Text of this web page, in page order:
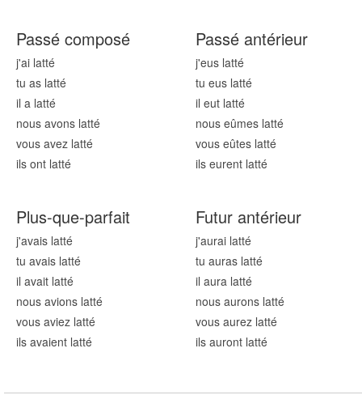
Passé composé
j'ai latté
tu as latté
il a latté
nous avons latté
vous avez latté
ils ont latté
Passé antérieur
j'eus latté
tu eus latté
il eut latté
nous eûmes latté
vous eûtes latté
ils eurent latté
Plus-que-parfait
j'avais latté
tu avais latté
il avait latté
nous avions latté
vous aviez latté
ils avaient latté
Futur antérieur
j'aurai latté
tu auras latté
il aura latté
nous aurons latté
vous aurez latté
ils auront latté